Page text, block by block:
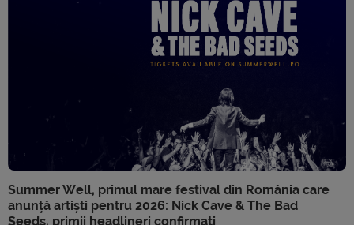
Summer Well, primul mare festival din România care
anunță artiști pentru 2026: Nick Cave & The Bad
Seeds, primii headlineri confirmați